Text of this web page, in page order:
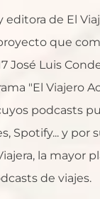
editora de El
que
José Luis
"El Viajero
podcasts
Spotify... y por
la mayor
de viajes.